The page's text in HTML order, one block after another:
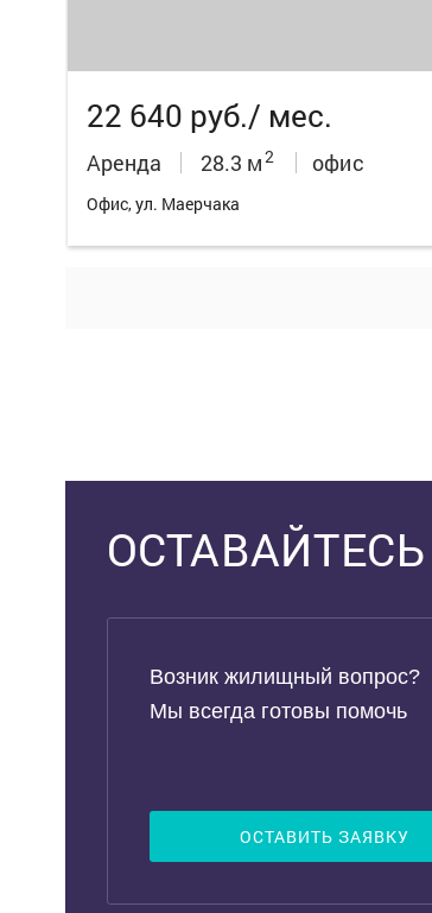
22 640 руб./ мес.
Аренда 28.3 м2 офис
Офис, ул. Маерчака
Возник жилищный вопрос?
Мы всегда готовы помочь
ОСТАВИТЬ ЗАЯВКУ